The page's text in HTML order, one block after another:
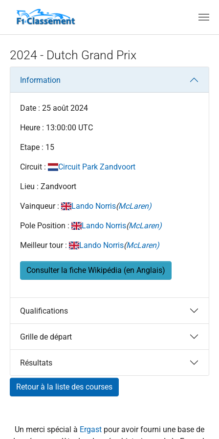
2024 - Dutch Grand Prix
Information
Date : 25 août 2024
Heure : 13:00:00 UTC
Etape : 15
Circuit : Circuit Park Zandvoort
Lieu : Zandvoort
Vainqueur : Lando Norris(McLaren)
Pole Position : Lando Norris(McLaren)
Meilleur tour : Lando Norris(McLaren)
Consulter la fiche Wikipédia (en Anglais)
Qualifications
Grille de départ
Résultats
Retour à la liste des courses
Un merci spécial à Ergast pour avoir fourni une base de